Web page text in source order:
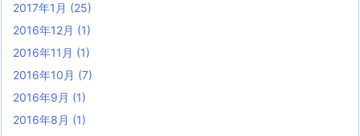
2017年1月 (25)
2016年12月 (1)
2016年11月 (1)
2016年10月 (7)
2016年9月 (1)
2016年8月 (1)